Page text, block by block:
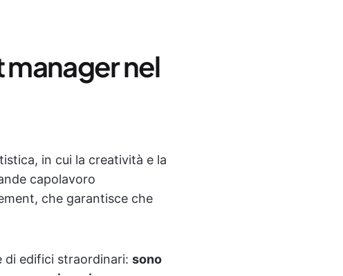
nel
in cui la creatività e la
capolavoro
che garantisce che
edifici straordinari: sono